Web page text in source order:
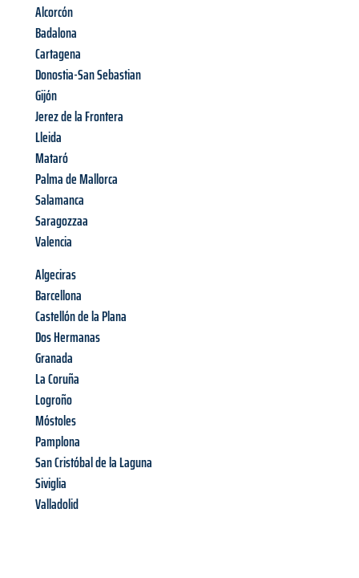
Alcorcón
Badalona
Cartagena
Donostia-San Sebastian
Gijón
Jerez de la Frontera
Lleida
Mataró
Palma de Mallorca
Salamanca
Saragozzaa
Valencia
Algeciras
Barcellona
Castellón de la Plana
Dos Hermanas
Granada
La Coruña
Logroño
Móstoles
Pamplona
San Cristóbal de la Laguna
Siviglia
Valladolid